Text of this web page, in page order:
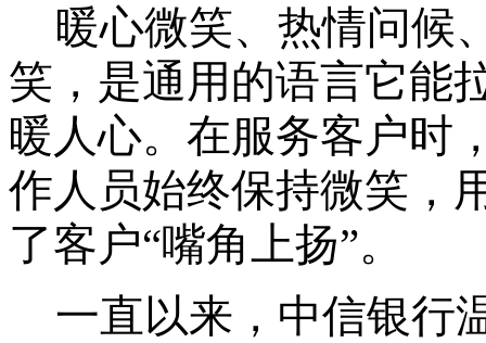
暖心微笑、热情问候
笑，是通用的语言它能
暖人心。在服务客户时
作人员始终保持微笑，
了客户“嘴角上扬”。
一直以来，中信银行